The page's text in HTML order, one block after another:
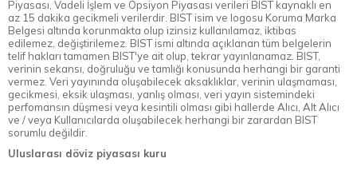
Piyasası, Vadeli İşlem ve Opsiyon Piyasası verileri BIST kaynaklı en
az 15 dakika gecikmeli verilerdir. BIST isim ve logosu Koruma Marka
Belgesi altında korunmakta olup izinsiz kullanılamaz, iktibas
edilemez, değiştirilemez. BIST ismi altında açıklanan tüm belgelerin
telif hakları tamamen BIST'ye ait olup, tekrar yayınlanamaz. BIST,
verinin sekansı, doğruluğu ve tamlığı konusunda herhangi bir garanti
vermez. Veri yayınında oluşabilecek aksaklıklar, verinin ulaşmaması,
gecikmesi, eksik ulaşması, yanlış olması, veri yayın sistemindeki
perfomansın düşmesi veya kesintili olması gibi hallerde Alıcı, Alt Alıcı
ve / veya Kullanıcılarda oluşabilecek herhangi bir zarardan BIST
sorumlu değildir.
Uluslarası döviz piyasası kuru